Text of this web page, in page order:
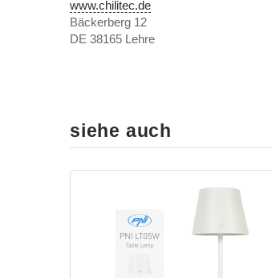
www.chilitec.de
Bäckerberg 12
DE 38165 Lehre
siehe auch